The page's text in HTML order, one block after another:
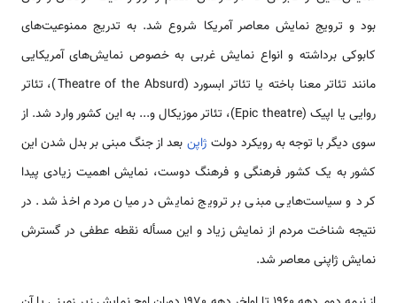
بود و ترویج نمایش معاصر آمریکا شروع شد. به تدریج ممنوعیت‌های
کابوکی برداشته و انواع نمایش غربی به خصوص نمایش‌های آمریکایی
مانند تئاتر معنا باخته یا تئاتر ابسورد (Theatre of the Absurd)، تئاتر
روایی یا اپیک (Epic theatre)، تئاتر موزیکال و... به این کشور وارد شد. از
سوی دیگر با توجه به رویکرد دولت ژاپن بعد از جنگ مبنی بر بدل شدن این
کشور به یک کشور فرهنگی و فرهنگ دوست، نمایش اهمیت زیادی پیدا
کرد و سیاست‌هایی مبنی بر ترویج نمایش در میان مردم اخذ شد. در
نتیجه شناخت مردم از نمایش زیاد و این مسأله نقطه عطفی در گسترش
نمایش ژاپنی معاصر شد.